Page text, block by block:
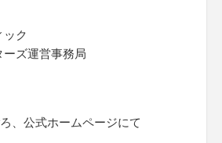
ック
ズ運営事務局
、公式ホームページにて